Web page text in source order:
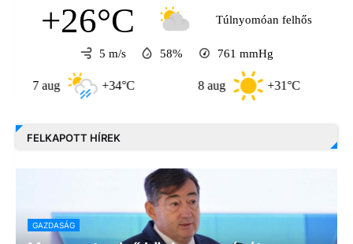
+26°C Túlnyomóan felhős
5 m/s 58% 761 mmHg
+34°C +31°C
FELKAPOTT HÍREK
GAZDASÁG